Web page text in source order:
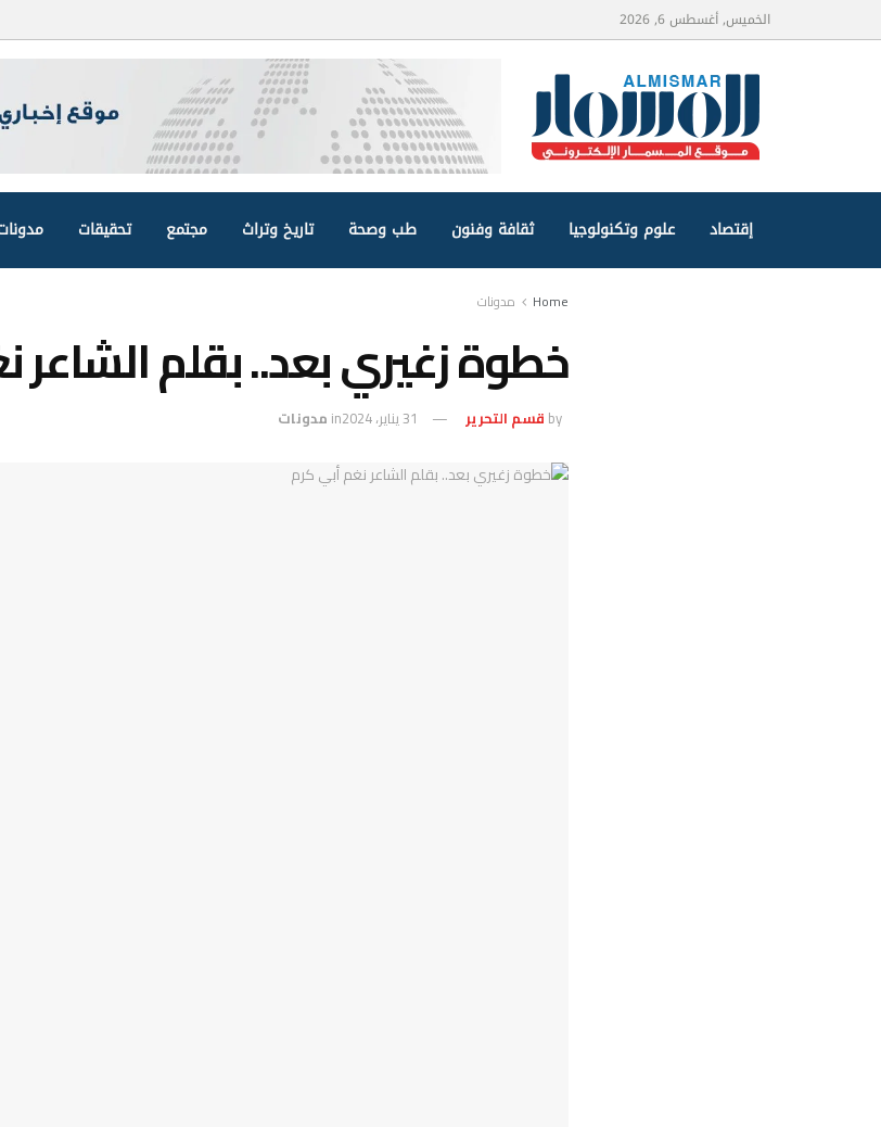
الخميس, أغسطس 6, 2026
إقتصاد علوم وتكنولوجيا ثقافة وفنون طب وصحة تاريخ وتراث مجتمع تحقيقات
Home مدونات
خطوة زغيري بعد.. بقلم الشاعر
by قسم التحرير 31 يناير، 2024 in مدونات